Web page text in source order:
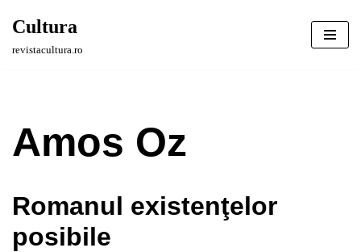
Sari
Cultura
revistacultura.ro
Amos Oz
Romanul existenţelor
posibile